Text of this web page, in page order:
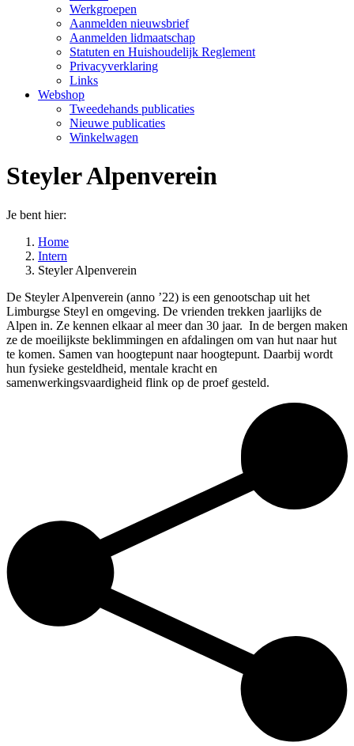
Werkgroepen
Aanmelden nieuwsbrief
Aanmelden lidmaatschap
Statuten en Huishoudelijk Reglement
Privacyverklaring
Links
Webshop
Tweedehands publicaties
Nieuwe publicaties
Winkelwagen
Steyler Alpenverein
Je bent hier:
Home
Intern
Steyler Alpenverein
De Steyler Alpenverein (anno ’22) is een genootschap uit het
Limburgse Steyl en omgeving. De vrienden trekken jaarlijks de
Alpen in. Ze kennen elkaar al meer dan 30 jaar. In de bergen maken
ze de moeilijkste beklimmingen en afdalingen om van hut naar hut
te komen. Samen van hoogtepunt naar hoogtepunt. Daarbij wordt
hun fysieke gesteldheid, mentale kracht en
samenwerkingsvaardigheid flink op de proef gesteld.